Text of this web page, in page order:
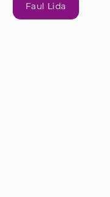
Faul Lida